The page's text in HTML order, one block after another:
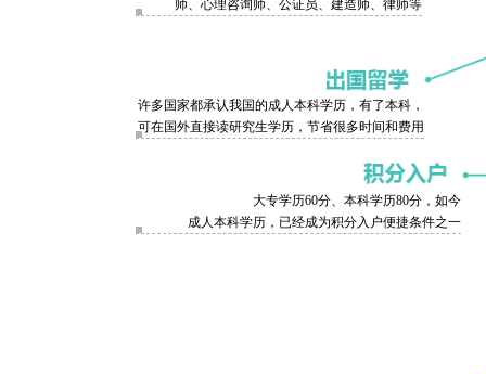
师、心理咨询师、公证员、建造师、律师等
许多国家都承认我国的成人本科学历，有了本科，
可在国外直接读研究生学历，节省很多时间和费用
大专学历60分、本科学历80分，如今
成人本科学历，已经成为积分入户便捷条件之一